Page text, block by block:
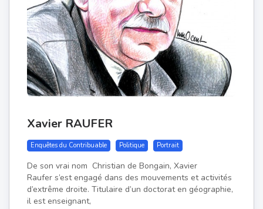
Xavier RAUFER
Enquêtes du Contribuable Politique Portrait
De son vrai nom Christian de Bongain, Xavier
Raufer s’est engagé dans des mouvements et activités
d’extrême droite. Titulaire d’un doctorat en géographie,
il est enseignant,